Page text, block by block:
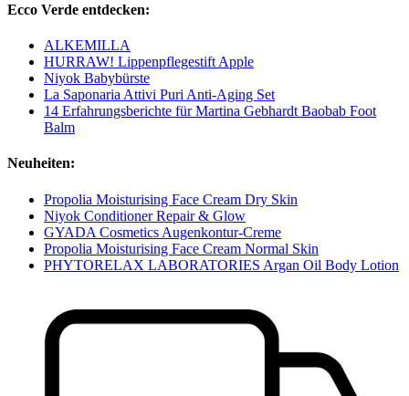
Ecco Verde entdecken:
ALKEMILLA
HURRAW! Lippenpflegestift Apple
Niyok Babybürste
La Saponaria Attivi Puri Anti-Aging Set
14 Erfahrungsberichte für Martina Gebhardt Baobab Foot
Balm
Neuheiten:
Propolia Moisturising Face Cream Dry Skin
Niyok Conditioner Repair & Glow
GYADA Cosmetics Augenkontur-Creme
Propolia Moisturising Face Cream Normal Skin
PHYTORELAX LABORATORIES Argan Oil Body Lotion